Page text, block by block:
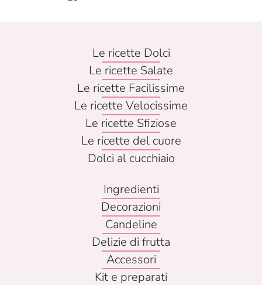
di bosco
Le ricette Dolci
Le ricette Salate
Le ricette Facilissime
Le ricette Velocissime
Le ricette Sfiziose
Le ricette del cuore
Dolci al cucchiaio
Ingredienti
Decorazioni
Candeline
Delizie di frutta
Accessori
Kit e preparati